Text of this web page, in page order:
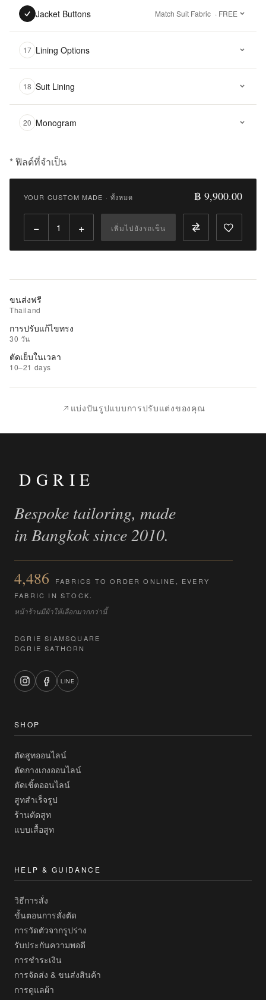
Jacket Buttons Match Suit Fabric · FREE
17 Lining Options
18 Suit Lining
20 Monogram
* ฟิลด์ที่จำเป็น
฿
Qty:
ไป
รถ
เข็น
รายการ
ที่
ชอบ
เปรียบ
YOUR CUSTOM MADE · ทั้งหมด ฿ 9,900.00
− + เพิ่มไปยังรถเข็น
ขนส่งฟรี
Thailand
การปรับแก้ไขทรง
30 วัน
ตัดเย็บในเวลา
10–21 days
แบ่งปันรูปแบบการปรับแต่งของคุณ
DGRIE
Bespoke tailoring, made
in Bangkok since 2010.
4,486
FABRICS TO ORDER ONLINE, EVERY
FABRIC IN STOCK.
หน้าร้านมีผ้าให้เลือกมากกว่านี้
DGRIE SIAMSQUARE
DGRIE SATHORN
LINE
SHOP
ตัดสูทออนไลน์
ตัดกางเกงออนไลน์
ตัดเชิ้ตออนไลน์
สูทสำเร็จรูป
ร้านตัดสูท
แบบเสื้อสูท
HELP & GUIDANCE
วิธีการสั่ง
ขั้นตอนการสั่งตัด
การวัดตัวจากรูปร่าง
รับประกันความพอดี
การชำระเงิน
การจัดส่ง & ขนส่งสินค้า
การดูแลผ้า